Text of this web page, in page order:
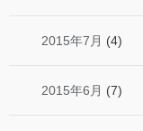
2015年7月 (4)
2015年6月 (7)